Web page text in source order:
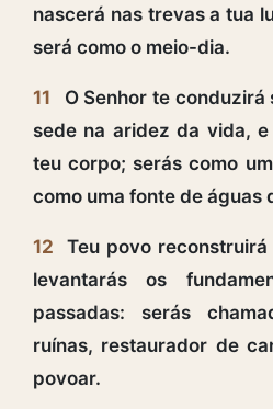
nascerá nas trevas a tua
será como o meio-dia.
11
O Senhor te
sede na aridez da vida,
teu corpo; serás como
como uma fonte de águas
12
Teu povo
levantarás os
passadas: serás
ruínas, restaurador de
povoar.